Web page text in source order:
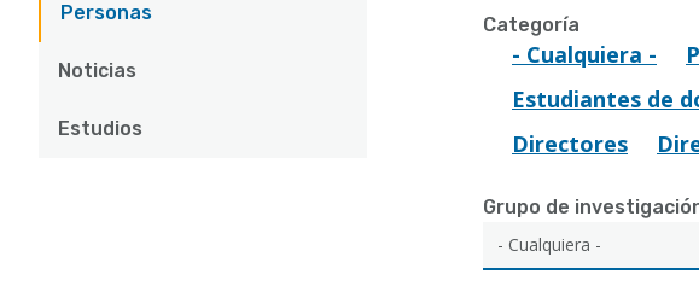
Personas
Noticias
Estudios
Categoría
- Cualquiera -
Estudiantes de
Directores
Grupo de